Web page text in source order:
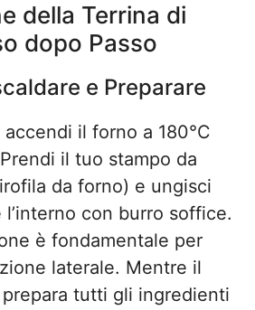
della Terrina di
dopo Passo
e Preparare
il forno a 180°C
il tuo stampo da
da forno) e ungisci
con burro soffice.
è fondamentale per
laterale. Mentre il
tutti gli ingredienti